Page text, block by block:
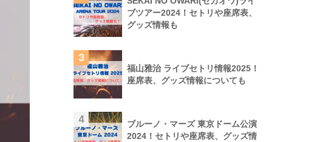
ブツアー2024！セトリや座席表、
グッズ情報も
3
福山雅治 ライブセトリ情報2025！
座席表、グッズ情報についても
4
ブルーノ・マーズ 東京ドーム公演
2024！セトリや座席表、グッズ情